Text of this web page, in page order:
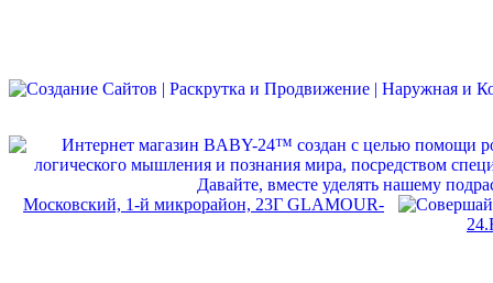
Московский, 1-й микрорайон, 23Г GLAMOUR-